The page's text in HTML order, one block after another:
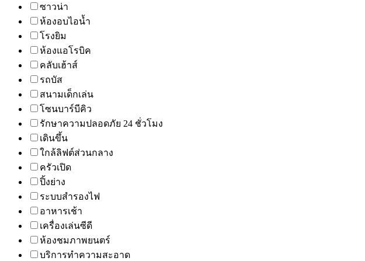
ซาวน่า
ห้องอบไอน้ำ
โรงยิม
ห้องแอโรบิค
คลับเฮ้าส์
รถบัส
สนามเด็กเล่น
โซนบาร์บีคิว
รักษาความปลอดภัย 24 ชั่วโมง
เดินขึ้น
ใกล้ลิฟต์ส่วนกลาง
ครัวเปิด
ปิ้งย่าง
ระบบสำรองไฟ
อาหารเช้า
เครื่องเล่นซีดี
ห้องชมภาพยนตร์
บริการทำความสะอาด